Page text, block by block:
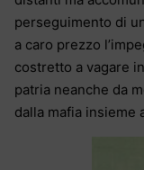
perseguimento di
a caro prezzo
costretto a vagare
patria neanche da
dalla mafia insieme